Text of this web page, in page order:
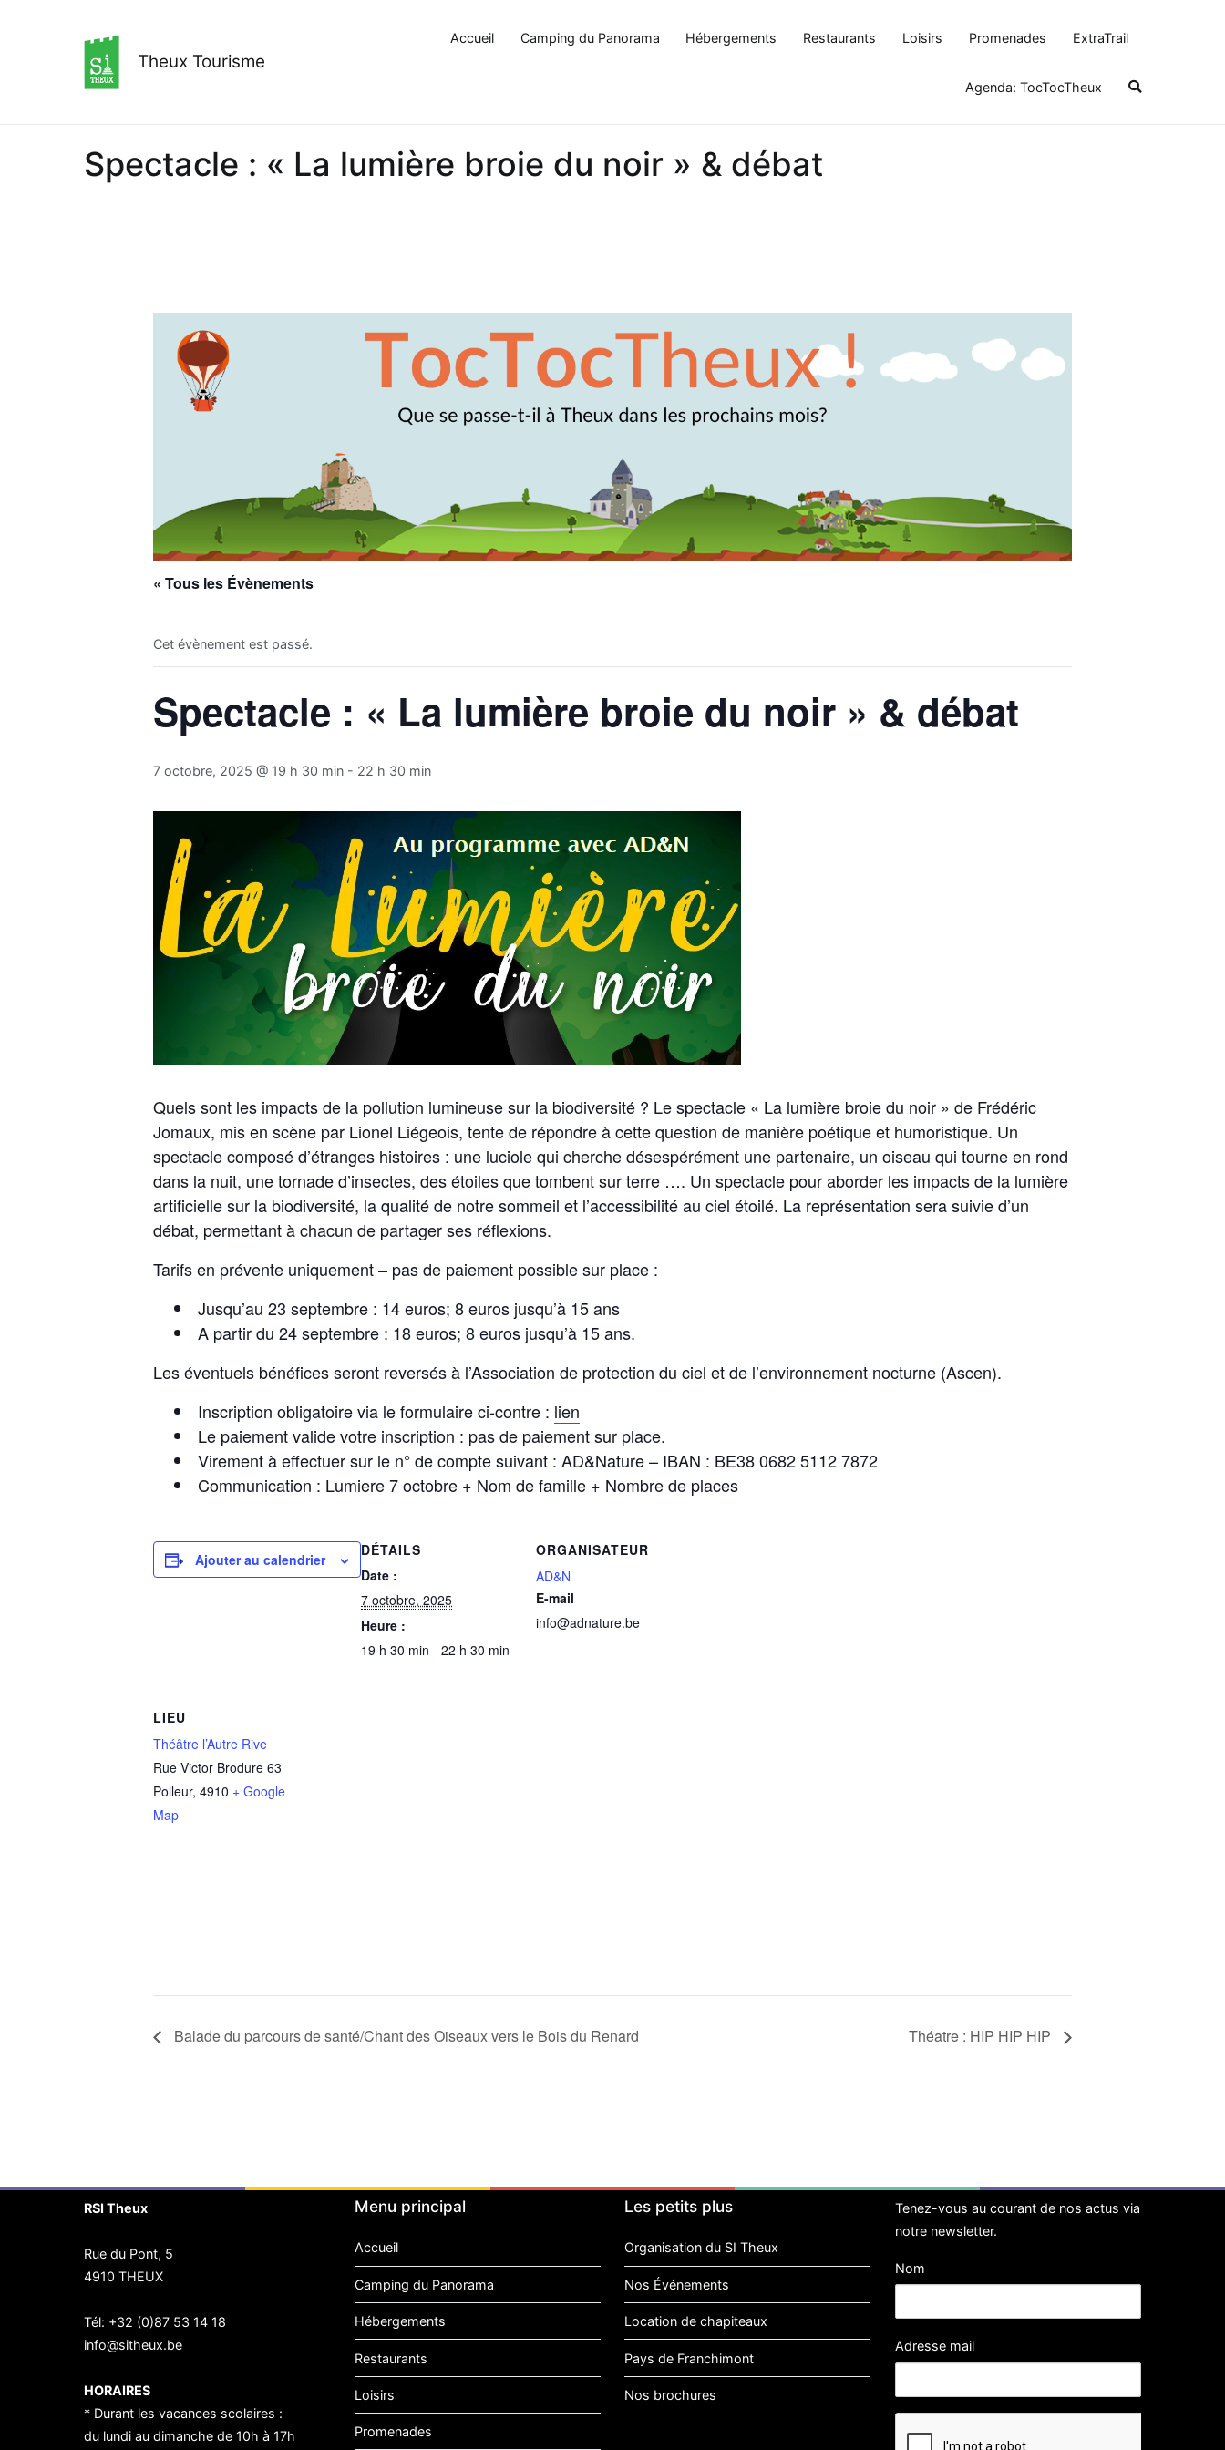
Theux Tourisme
Accueil Camping du Panorama Hébergements Restaurants Loisirs Promenades ExtraTrail
Agenda: TocTocTheux
Spectacle : « La lumière broie du noir » & débat
« Tous les Évènements
Cet évènement est passé.
Spectacle : « La lumière broie du noir » & débat
7 octobre, 2025 @ 19 h 30 min - 22 h 30 min
Quels sont les impacts de la pollution lumineuse sur la biodiversité ? Le spectacle « La lumière broie du noir » de Frédéric
Jomaux, mis en scène par Lionel Liégeois, tente de répondre à cette question de manière poétique et humoristique. Un
spectacle composé d’étranges histoires : une luciole qui cherche désespérément une partenaire, un oiseau qui tourne en rond
dans la nuit, une tornade d’insectes, des étoiles que tombent sur terre …. Un spectacle pour aborder les impacts de la lumière
artificielle sur la biodiversité, la qualité de notre sommeil et l’accessibilité au ciel étoilé. La représentation sera suivie d’un
débat, permettant à chacun de partager ses réflexions.
Tarifs en prévente uniquement – pas de paiement possible sur place :
Jusqu’au 23 septembre : 14 euros; 8 euros jusqu’à 15 ans
A partir du 24 septembre : 18 euros; 8 euros jusqu’à 15 ans.
Les éventuels bénéfices seront reversés à l’Association de protection du ciel et de l’environnement nocturne (Ascen).
Inscription obligatoire via le formulaire ci-contre : lien
Le paiement valide votre inscription : pas de paiement sur place.
Virement à effectuer sur le n° de compte suivant : AD&Nature – IBAN : BE38 0682 5112 7872
Communication : Lumiere 7 octobre + Nom de famille + Nombre de places
Ajouter au calendrier
DÉTAILS
Date :
7 octobre, 2025
Heure :
19 h 30 min - 22 h 30 min
ORGANISATEUR
AD&N
E-mail
info@adnature.be
LIEU
Théâtre l’Autre Rive
Rue Victor Brodure 63
Polleur, 4910 + Google
Map
Balade du parcours de santé/Chant des Oiseaux vers le Bois du Renard Théatre : HIP HIP HIP
RSI Theux
Rue du Pont, 5
4910 THEUX
Tél: +32 (0)87 53 14 18
info@sitheux.be
HORAIRES
* Durant les vacances scolaires :
du lundi au dimanche de 10h à 17h
Menu principal
Accueil
Camping du Panorama
Hébergements
Restaurants
Loisirs
Promenades
Les petits plus
Organisation du SI Theux
Nos Événements
Location de chapiteaux
Pays de Franchimont
Nos brochures
Tenez-vous au courant de nos actus via
notre newsletter.
Nom
Adresse mail